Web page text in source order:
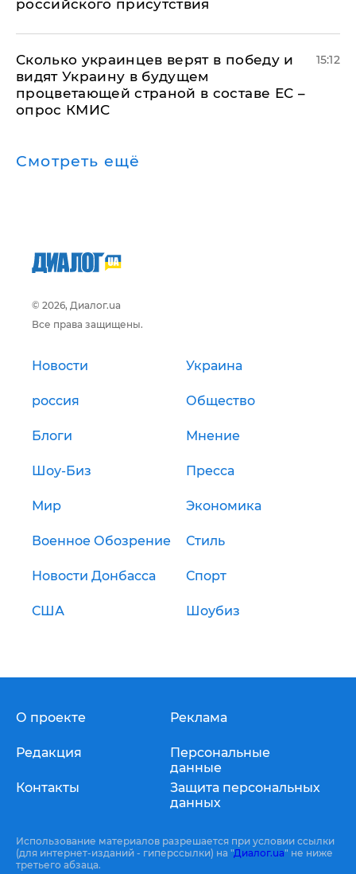
российского присутствия
Сколько украинцев верят в победу и
видят Украину в будущем
процветающей страной в составе ЕС –
опрос КМИС
15:12
Смотреть ещё
© 2026, Диалог.ua
Все права защищены.
Новости Украина
россия Общество
Блоги Мнение
Шоу-Биз Пресса
Мир Экономика
Военное Обозрение Стиль
Новости Донбасса Спорт
США Шоубиз
О проекте
Редакция
Контакты
Реклама
Персональные
данные
Защита персональных
данных
Использование материалов разрешается при условии ссылки
(для интернет-изданий - гиперссылки) на "Диалог.ua" не ниже
третьего абзаца.